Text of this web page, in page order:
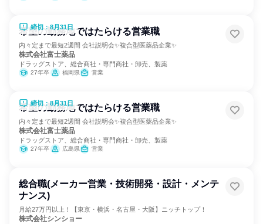
締切：8月31日
希望の勤務地ではたらける営業職
内々定まで最短2週間 会社説明会✨複合型医薬品企業✨
株式会社富士薬品
ドラッグストア、総合商社・専門商社・卸売、製薬
27年卒 福岡県 営業
締切：8月31日
希望の勤務地ではたらける営業職
内々定まで最短2週間 会社説明会✨複合型医薬品企業✨
株式会社富士薬品
ドラッグストア、総合商社・専門商社・卸売、製薬
27年卒 広島県 営業
総合職(メーカー営業・技術開発・設計・メンテ
ナンス)
月給27万円以上！【東京・横浜・名古屋・大阪】ニッチトップ！
株式会社シンショー